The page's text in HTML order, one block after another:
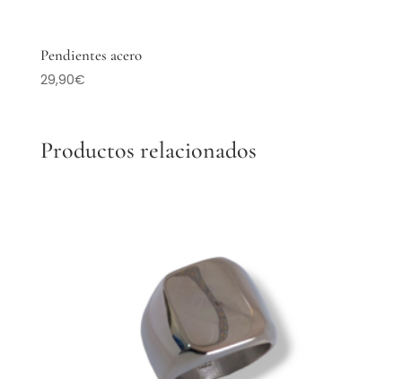
Pendientes acero
29,90€
Productos relacionados